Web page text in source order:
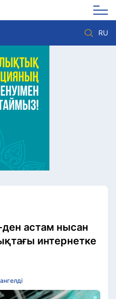
RU
астам нысан
интернетке